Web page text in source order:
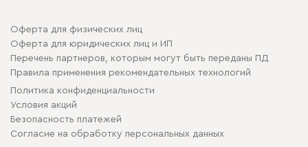
Оферта для физических лиц
Оферта для юридических лиц и ИП
Перечень партнеров, которым могут быть переданы ПД
Правила применения рекомендательных технологий
Политика конфиденциальности
Условия акций
Безопасность платежей
Cогласие на обработку персональных данных